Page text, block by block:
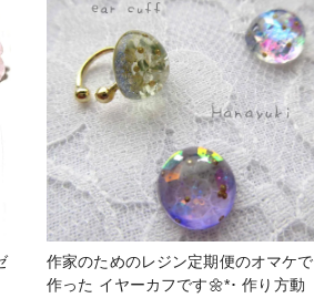
作家のためのレジン定期便のオマケで
作った イヤーカフです🌼*･ 作り方動